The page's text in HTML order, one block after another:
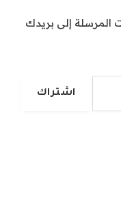
المرسلة إلى بريدك
اشتراك